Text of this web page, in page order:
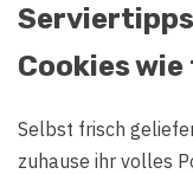
Cookies
Selbst frisch
zuhause ihr volles